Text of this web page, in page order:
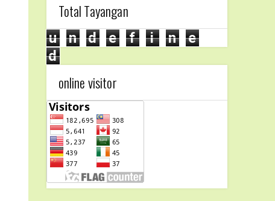
Total Tayangan
u n d e f i n
e
d
online visitor